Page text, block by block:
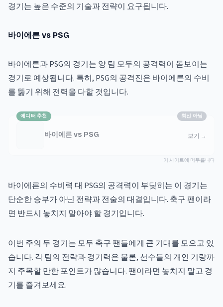
경기는 높은 수준의 기술과 전략이 요구됩니다.
바이에른 vs PSG
바이에른과 PSG의 경기는 양 팀 모두의 공격력이 돋보이는
경기로 예상됩니다. 특히, PSG의 공격진은 바이에른의 수비
를 뚫기 위해 전력을 다할 것입니다.
최신 아님
에디터 추천
바이에른 vs PSG 보기 →
이 사이트에 머무릅니다
바이에른의 수비력 대 PSG의 공격력이 부딪히는 이 경기는
단순한 승부가 아닌 전략과 전술의 대결입니다. 축구 팬이라
면 반드시 놓치지 말아야 할 경기입니다.
이번 주의 두 경기는 모두 축구 팬들에게 큰 기대를 모으고 있
습니다. 각 팀의 전략과 경기력은 물론, 선수들의 개인 기량까
지 주목할 만한 포인트가 많습니다. 팬이라면 놓치지 말고 경
기를 즐겨보세요.